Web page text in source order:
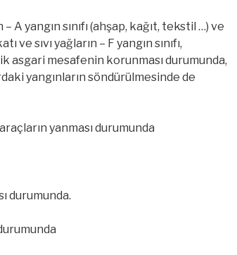
A yangın sınıfı (ahşap, kağıt, tekstil …) ve
ve sıvı yağların – F yangın sınıfı,
asgari mesafenin korunması durumunda,
yangınların söndürülmesinde de
yanması durumunda
durumunda.